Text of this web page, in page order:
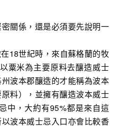
關係，還是必須要先說明一
18世紀時，來自蘇格蘭的牧
粟米為主要原料去釀造威士
波本郡釀造的才能稱為波本
料），並擁有釀造波本威士
中，大約有95%都是來自這
波本威士忌入口亦會比較香